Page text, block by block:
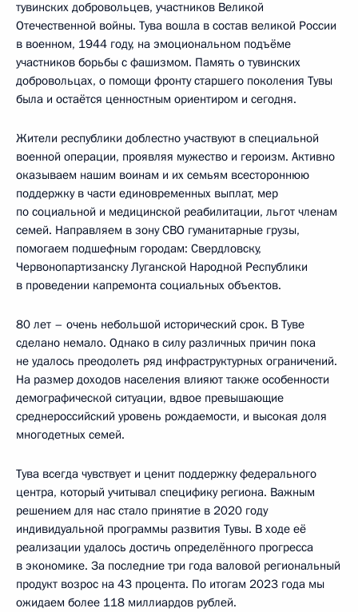
тувинских добровольцев, участников Великой
Отечественной войны. Тува вошла в состав великой России
в военном, 1944 году, на эмоциональном подъёме
участников борьбы с фашизмом. Память о тувинских
добровольцах, о помощи фронту старшего поколения Тувы
была и остаётся ценностным ориентиром и сегодня.
Жители республики доблестно участвуют в специальной
военной операции, проявляя мужество и героизм. Активно
оказываем нашим воинам и их семьям всестороннюю
поддержку в части единовременных выплат, мер
по социальной и медицинской реабилитации, льгот членам
семей. Направляем в зону СВО гуманитарные грузы,
помогаем подшефным городам: Свердловску,
Червонопартизанску Луганской Народной Республики
в проведении капремонта социальных объектов.
80 лет – очень небольшой исторический срок. В Туве
сделано немало. Однако в силу различных причин пока
не удалось преодолеть ряд инфраструктурных ограничений.
На размер доходов населения влияют также особенности
демографической ситуации, вдвое превышающие
среднероссийский уровень рождаемости, и высокая доля
многодетных семей.
Тува всегда чувствует и ценит поддержку федерального
центра, который учитывал специфику региона. Важным
решением для нас стало принятие в 2020 году
индивидуальной программы развития Тувы. В ходе её
реализации удалось достичь определённого прогресса
в экономике. За последние три года валовой региональный
продукт возрос на 43 процента. По итогам 2023 года мы
ожидаем более 118 миллиардов рублей.